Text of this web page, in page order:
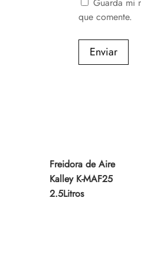
que comente.
Enviar
Freidora de Aire
Kalley K-MAF25
2.5Litros